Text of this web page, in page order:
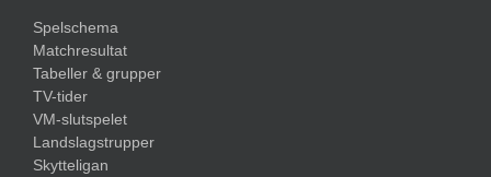
Spelschema
Matchresultat
Tabeller & grupper
TV-tider
VM-slutspelet
Landslagstrupper
Skytteligan